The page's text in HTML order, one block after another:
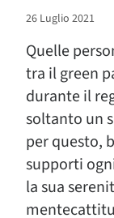
26 Luglio 2021
Quelle
tra il green
durante il
soltanto un
per questo,
supporti
la sua